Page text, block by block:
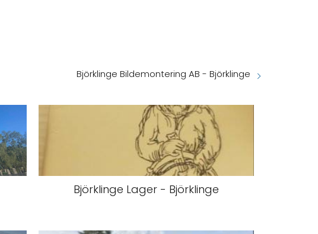
Björklinge Bildemontering AB - Björklinge
Björklinge Lager - Björklinge